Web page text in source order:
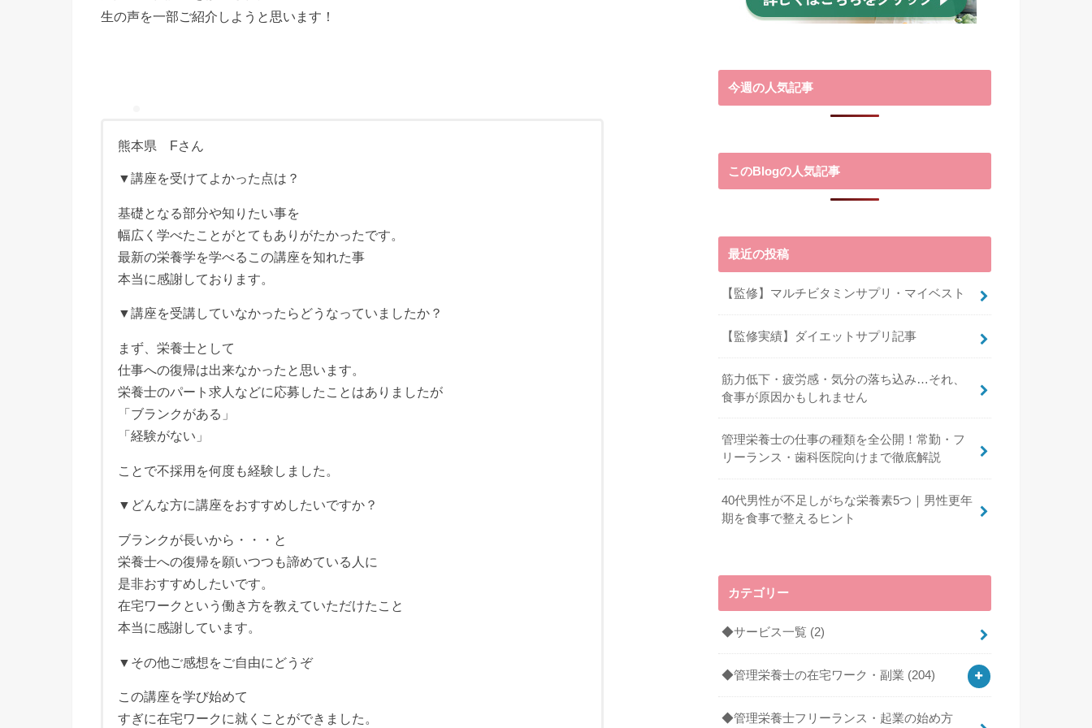
生の声を一部ご紹介しようと思います！
熊本県 Fさん
▼講座を受けてよかった点は？
基礎となる部分や知りたい事を
幅広く学べたことがとてもありがたかったです。
最新の栄養学を学べるこの講座を知れた事
本当に感謝しております。
▼講座を受講していなかったらどうなっていましたか？
まず、栄養士として
仕事への復帰は出来なかったと思います。
栄養士のパート求人などに応募したことはありましたが
「ブランクがある」
「経験がない」
ことで不採用を何度も経験しました。
▼どんな方に講座をおすすめしたいですか？
ブランクが長いから・・・と
栄養士への復帰を願いつつも諦めている人に
是非おすすめしたいです。
在宅ワークという働き方を教えていただけたこと
本当に感謝しています。
▼その他ご感想をご自由にどうぞ
この講座を学び始めて
すぎに在宅ワークに就くことができました。
今週の人気記事
このBlogの人気記事
最近の投稿
【監修】マルチビタミンサプリ・マイベスト
【監修実績】ダイエットサプリ記事
筋力低下・疲労感・気分の落ち込み…それ、
食事が原因かもしれません
管理栄養士の仕事の種類を全公開！常勤・フ
リーランス・歯科医院向けまで徹底解説
40代男性が不足しがちな栄養素5つ｜男性更年
期を食事で整えるヒント
カテゴリー
◆サービス一覧 (2)
◆管理栄養士の在宅ワーク・副業 (204)
◆管理栄養士フリーランス・起業の始め方